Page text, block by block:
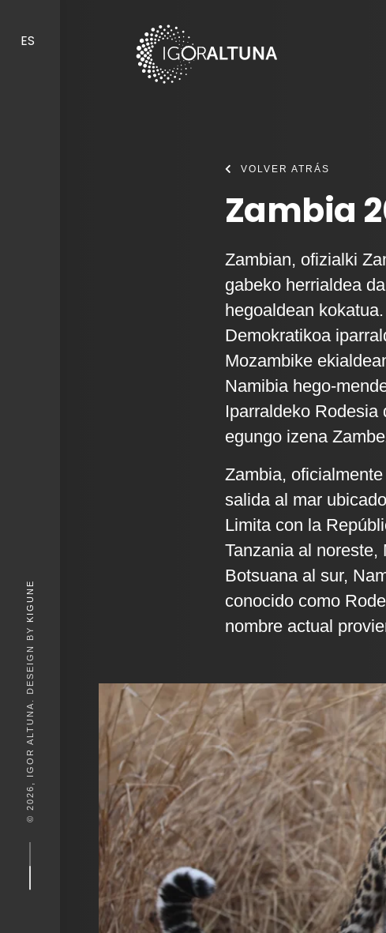
ES
© 2026, IGOR ALTUNA. DESEIGN BY
KIGUNE
VOLVER ATRÁS
Zambia
Zambian, ofizialki
gabeko herrialdea
hegoaldean
Demokratikoa
Mozambike
Namibia hego-
Iparraldeko
egungo izena
Zambia,
salida al mar
Limita con la
Tanzania al
Botsuana al sur,
conocido como
nombre actual